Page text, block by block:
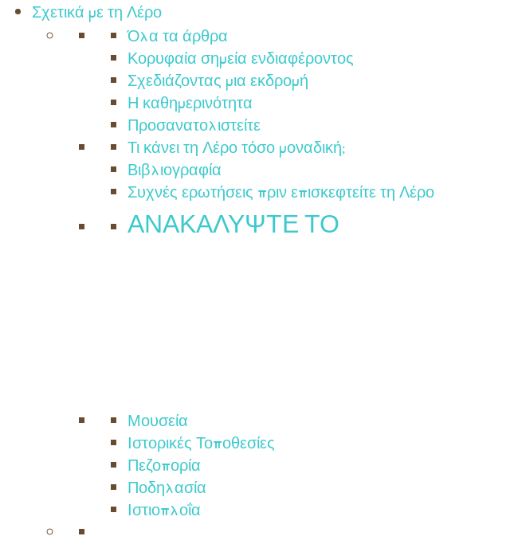
Σχετικά με τη Λέρο
Όλα τα άρθρα
Κορυφαία σημεία ενδιαφέροντος
Σχεδιάζοντας μια εκδρομή
Η καθημερινότητα
Προσανατολιστείτε
Τι κάνει τη Λέρο τόσο μοναδική;
Βιβλιογραφία
Συχνές ερωτήσεις πριν επισκεφτείτε τη Λέρο
ΑΝΑΚΑΛΥΨΤΕ ΤΟ
Μουσεία
Ιστορικές Τοποθεσίες
Πεζοπορία
Ποδηλασία
Ιστιοπλοΐα